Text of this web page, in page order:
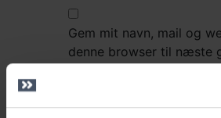
Gem mit navn, mail og
denne browser til næste